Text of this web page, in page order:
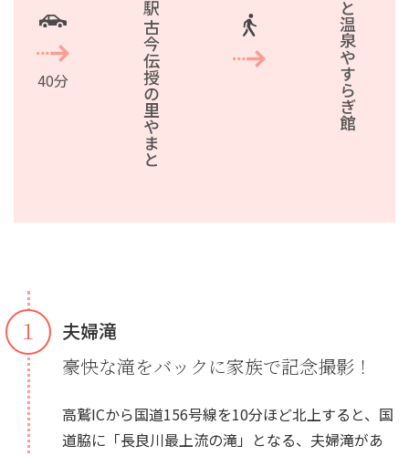
40分 道の駅 古今伝授の里やまと やまと温泉やすらぎ館
１
夫婦滝
豪快な滝をバックに家族で記念撮影！
高鷲ICから国道156号線を10分ほど北上すると、国
道脇に「長良川最上流の滝」となる、夫婦滝があ